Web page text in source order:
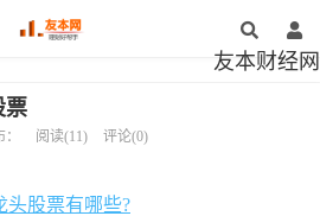
友本财经网
票
阅读(11) 评论(0)
头股票有哪些?